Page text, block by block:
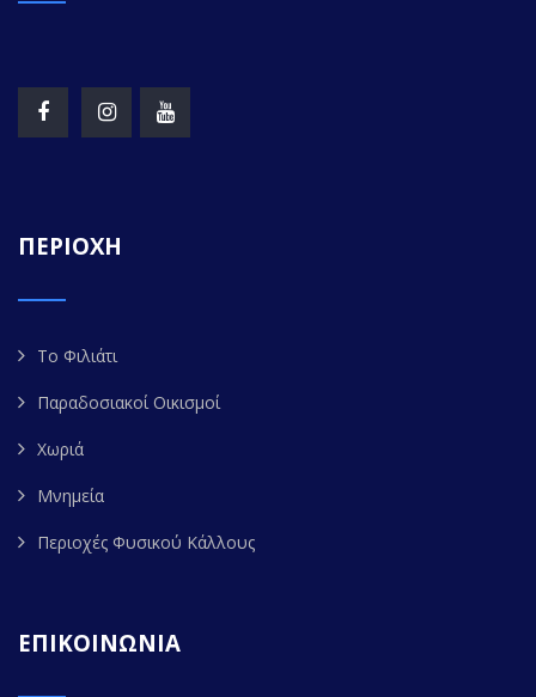
ΠΕΡΙΟΧΗ
Το Φιλιάτι
Παραδοσιακοί Οικισμοί
Χωριά
Μνημεία
Περιοχές Φυσικού Κάλλους
ΕΠΙΚΟΙΝΩΝΙΑ